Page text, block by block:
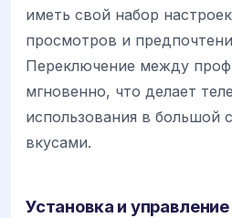
иметь свой набор
просмотров и
Переключение между
мгновенно, что делает
использования в большой
вкусами.
Установка и